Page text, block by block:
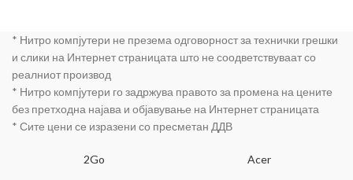
* Нитро компјутери не презема одговорност за технички грешки
и слики на Интернет страницата што не соодветствуваат со
реалниот производ
* Нитро компјутери го задржува правото за промена на цените
без претходна најава и објавување на Интернет страницата
* Сите цени се изразени со пресметан ДДВ
2Go Acer